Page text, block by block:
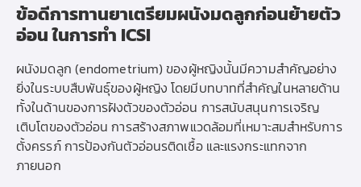
ข้อดีการทานยาเตรียมผนังมดลูกก่อนย้ายตัว
อ่อน ในการทำ ICSI
ผนังมดลูก (endometrium) ของผู้หญิงนั้นมีความสำคัญอย่าง
ยิ่งในระบบสืบพันธุ์ของผู้หญิง โดยมีบทบาทที่สำคัญในหลายด้าน
ทั้งในด้านของการฝังตัวของตัวอ่อน การสนับสนุนการเจริญ
เติบโตของตัวอ่อน การสร้างสภาพแวดล้อมที่เหมาะสมสำหรับการ
ตั้งครรภ์ การป้องกันตัวอ่อนรติดเชื้อ และแรงกระแทกจาก
ภายนอก